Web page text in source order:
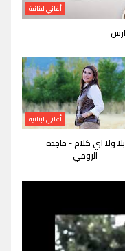
أغاني لبنانية
أغاني لبنانية
بلا ولا اي كلام - ماجدة
الرومي